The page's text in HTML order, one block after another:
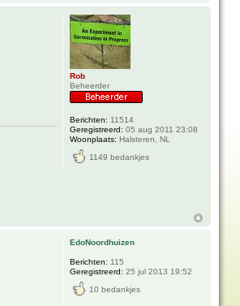
Rob
Beheerder
Berichten: 11514
Geregistreerd: 05 aug 2011 23:08
Woonplaats: Halsteren, NL
1149 bedankjes
EdoNoordhuizen
Berichten: 115
Geregistreerd: 25 jul 2013 19:52
10 bedankjes